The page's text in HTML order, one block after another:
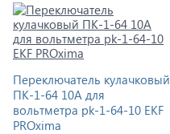
Переключатель кулачковый
ПК-1-64 10А для
вольтметра pk-1-64-10 EKF
PROxima